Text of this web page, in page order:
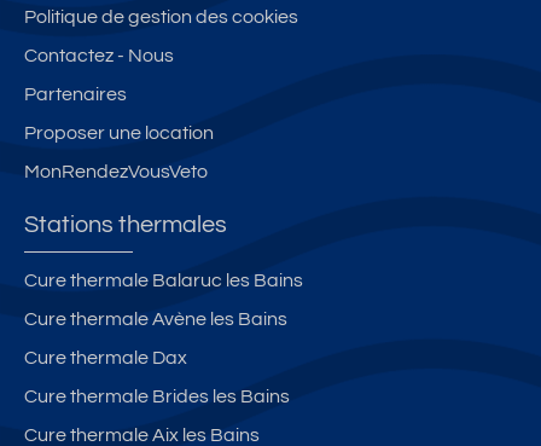
Politique de gestion des cookies
Contactez - Nous
Partenaires
Proposer une location
MonRendezVousVeto
Stations thermales
Cure thermale Balaruc les Bains
Cure thermale Avène les Bains
Cure thermale Dax
Cure thermale Brides les Bains
Cure thermale Aix les Bains